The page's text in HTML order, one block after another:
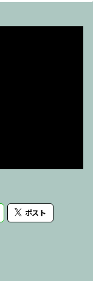
ポスト